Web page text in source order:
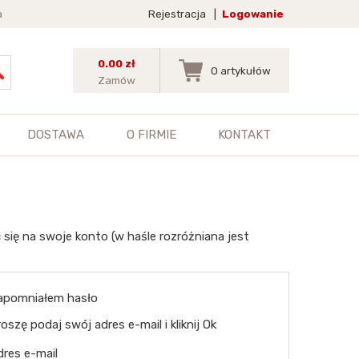
Rejestracja Logowanie
0.00 zł
Zamów
0 artykułów
DOSTAWA O FIRMIE KONTAKT
na swoje konto (w haśle rozróżniana jest
hasło
podaj swój adres e-mail i kliknij Ok
e-mail